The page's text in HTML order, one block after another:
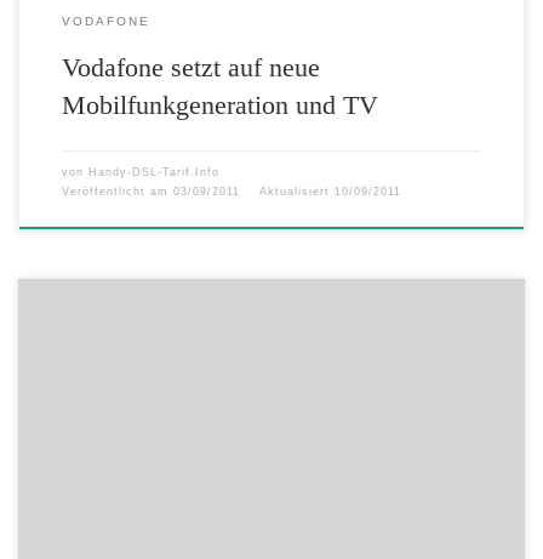
VODAFONE
Vodafone setzt auf neue
Mobilfunkgeneration und TV
von Handy-DSL-Tarif.Info
Veröffentlicht am 03/09/2011 Aktualisiert 10/09/2011